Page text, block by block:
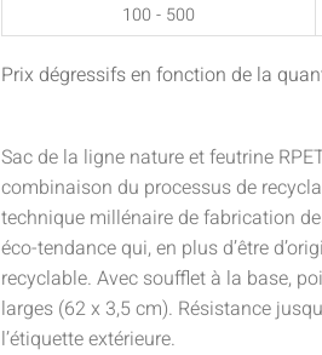
100 - 500
Prix dégressifs en fonction de la
Sac de la ligne nature et feutrine
combinaison du processus de
technique millénaire de fabrication
éco-tendance qui, en plus d’être
recyclable. Avec soufflet à la base,
larges (62 x 3,5 cm). Résistance
l’étiquette extérieure.